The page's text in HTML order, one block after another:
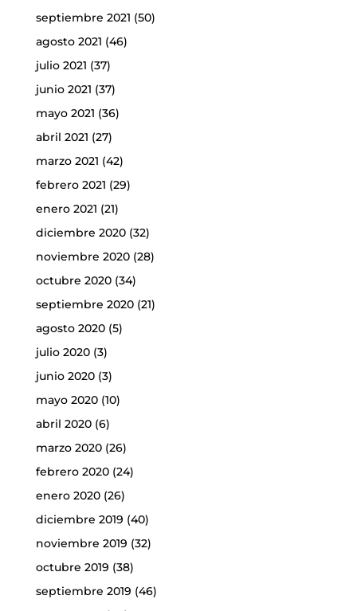
septiembre 2021 (50)
agosto 2021 (46)
julio 2021 (37)
junio 2021 (37)
mayo 2021 (36)
abril 2021 (27)
marzo 2021 (42)
febrero 2021 (29)
enero 2021 (21)
diciembre 2020(32)
noviembre 2020(28)
octubre 2020(34)
septiembre 2020(21)
agosto 2020(5)
julio 2020(3)
junio 2020(3)
mayo 2020(10)
abril 2020(6)
marzo 2020(26)
febrero 2020(24)
enero 2020(26)
diciembre 2019 (40)
noviembre 2019 (32)
octubre 2019 (38)
septiembre 2019 (46)